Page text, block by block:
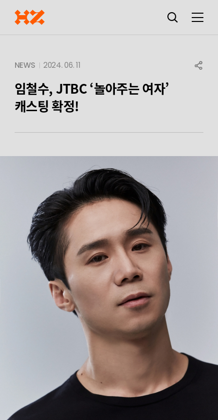
검색창
열기
메뉴
NEWS 2024. 06. 11 SHARE
임철수, JTBC ‘놀아주는 여자’
캐스팅 확정!